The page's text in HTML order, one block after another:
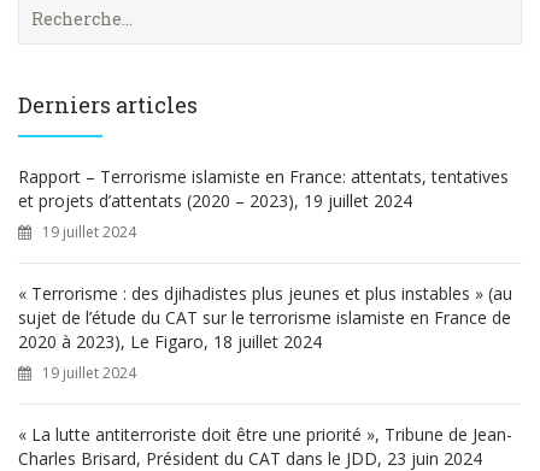
e
h
e
r
Derniers articles
Rapport – Terrorisme islamiste en France: attentats, tentatives
et projets d’attentats (2020 – 2023), 19 juillet 2024
19 juillet 2024
« Terrorisme : des djihadistes plus jeunes et plus instables » (au
sujet de l’étude du CAT sur le terrorisme islamiste en France de
2020 à 2023), Le Figaro, 18 juillet 2024
19 juillet 2024
« La lutte antiterroriste doit être une priorité », Tribune de Jean-
Charles Brisard, Président du CAT dans le JDD, 23 juin 2024